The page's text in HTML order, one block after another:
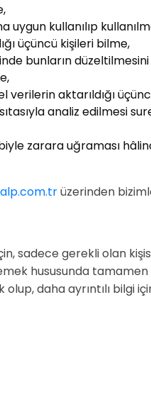
kullanılıp
üçüncü kişileri bilme,
bunların
aktarıldığı
analiz edilmesi
zarara uğraması
üzerinden
sadece gerekli olan
hususunda
daha ayrıntılı bilgi